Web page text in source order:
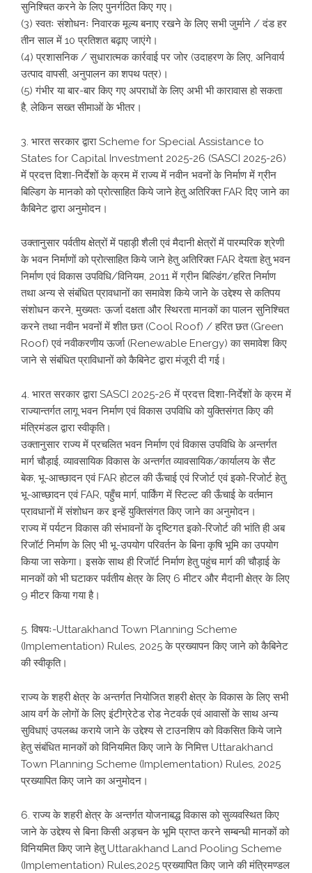
सुनिश्चित करने के लिए पुनर्गठित किए गए।
(3) स्वतः संशोधनः निवारक मूल्य बनाए रखने के लिए सभी जुर्माने / दंड हर
तीन साल में 10 प्रतिशत बढ़ाए जाएंगे।
(4) प्रशासनिक / सुधारात्मक कार्रवाई पर जोर (उदाहरण के लिए, अनिवार्य
उत्पाद वापसी, अनुपालन का शपथ पत्र)।
(5) गंभीर या बार-बार किए गए अपराधों के लिए अभी भी कारावास हो सकता
है, लेकिन सख्त सीमाओं के भीतर।
3. भारत सरकार द्वारा Scheme for Special Assistance to
States for Capital Investment 2025-26 (SASCI 2025-26)
में प्रदत्त दिशा-निर्देशों के क्रम में राज्य में नवीन भवनों के निर्माण में ग्रीन
बिल्डिग के मानको को प्रोत्साहित किये जाने हेतु अतिरिक्त FAR दिए जाने का
कैबिनेट द्वारा अनुमोदन।
उक्तानुसार पर्वतीय क्षेत्रों में पहाड़ी शैली एवं मैदानी क्षेत्रों में पारम्परिक श्रेणी
के भवन निर्माणों को प्रोत्साहित किये जाने हेतु अतिरिक्त FAR देयता हेतु भवन
निर्माण एवं विकास उपविधि/विनियम, 2011 में ग्रीन बिल्डिंग/हरित निर्माण
तथा अन्य से संबंधित प्रावधानों का समावेश किये जाने के उद्देश्य से कतिपय
संशोधन करने, मुख्यतः ऊर्जा दक्षता और स्थिरता मानकों का पालन सुनिश्चित
करने तथा नवीन भवनों में शीत छत (Cool Roof) / हरित छत (Green
Roof) एवं नवीकरणीय ऊर्जा (Renewable Energy) का समावेश किए
जाने से संबंधित प्राविधानों को कैबिनेट द्वारा मंजूरी दी गई।
4. भारत सरकार द्वारा SASCI 2025-26 में प्रदत्त दिशा-निर्देशों के क्रम में
राज्यान्तर्गत लागू भवन निर्माण एवं विकास उपविधि को युक्तिसंगत किए की
मंत्रिमंडल द्वारा स्वीकृति।
उक्तानुसार राज्य में प्रचलित भवन निर्माण एवं विकास उपविधि के अन्तर्गत
मार्ग चौड़ाई, व्यावसायिक विकास के अन्तर्गत व्यावसायिक/कार्यालय के सैट
बेक, भू-आच्छादन एवं FAR होटल की ऊँचाई एवं रिजोर्ट एवं इको-रिजोर्ट हेतु
भू-आच्छादन एवं FAR, पहुँच मार्ग, पार्किंग में स्टिल्ट की ऊँचाई के वर्तमान
प्रावधानों में संशोधन कर इन्हें युक्तिसंगत किए जाने का अनुमोदन।
राज्य में पर्यटन विकास की संभावनों के दृष्टिगत इको-रिजोर्ट की भांति ही अब
रिजॉर्ट निर्माण के लिए भी भू-उपयोग परिवर्तन के बिना कृषि भूमि का उपयोग
किया जा सकेगा। इसके साथ ही रिजॉर्ट निर्माण हेतु पहुंच मार्ग की चौड़ाई के
मानकों को भी घटाकर पर्वतीय क्षेत्र के लिए 6 मीटर और मैदानी क्षेत्र के लिए
9 मीटर किया गया है।
5. विषयः-Uttarakhand Town Planning Scheme
(Implementation) Rules, 2025 के प्रख्यापन किए जाने को कैबिनेट
की स्वीकृति।
राज्य के शहरी क्षेत्र के अन्तर्गत नियोजित शहरी क्षेत्र के विकास के लिए सभी
आय वर्ग के लोगों के लिए इंटीग्रेटेड रोड नेटवर्क एवं आवासों के साथ अन्य
सुविधाएं उपलब्ध कराये जाने के उद्देश्य से टाउनशिप को विकसित किये जाने
हेतु संबंधित मानकों को विनियमित किए जाने के निमित्त Uttarakhand
Town Planning Scheme (Implementation) Rules, 2025
प्रख्यापित किए जाने का अनुमोदन।
6. राज्य के शहरी क्षेत्र के अन्तर्गत योजनाबद्ध विकास को सुव्यवस्थित किए
जाने के उद्देश्य से बिना किसी अड़चन के भूमि प्राप्त करने सम्बन्धी मानकों को
विनियमित किए जाने हेतु Uttarakhand Land Pooling Scheme
(Implementation) Rules,2025 प्रख्यापित किए जाने की मंत्रिमण्डल